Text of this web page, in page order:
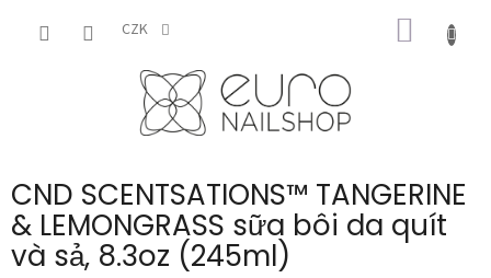
CZK
GIỎ
HÀNG
CND SCENTSATIONS™ TANGERINE
& LEMONGRASS sữa bôi da quít
và sả, 8.3oz (245ml)